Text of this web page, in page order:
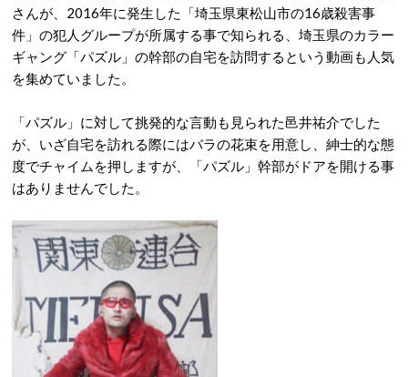
さんが、2016年に発生した「埼玉県東松山市の16歳殺害事
件」の犯人グループが所属する事で知られる、埼玉県のカラー
ギャング「パズル」の幹部の自宅を訪問するという動画も人気
を集めていました。
「パズル」に対して挑発的な言動も見られた邑井祐介でした
が、いざ自宅を訪れる際にはバラの花束を用意し、紳士的な態
度でチャイムを押しますが、「パズル」幹部がドアを開ける事
はありませんでした。